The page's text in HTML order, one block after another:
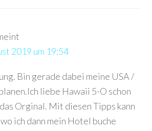
2019 um 19:54
Bin gerade dabei meine USA /
liebe Hawaii 5-O schon
Orginal. Mit diesen Tipps kann
ich dann mein Hotel buche